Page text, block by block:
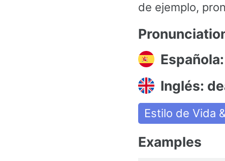
de ejemplo,
Inglés:
Estilo de Vida
Examples